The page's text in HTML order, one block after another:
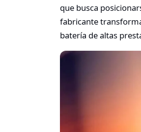
que busca
fabricante
batería de altas